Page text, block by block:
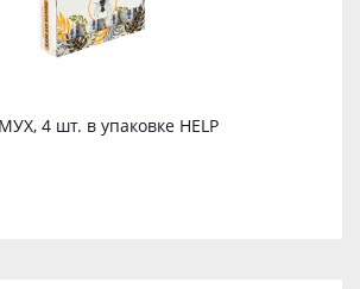
4 шт. в упаковке HELP